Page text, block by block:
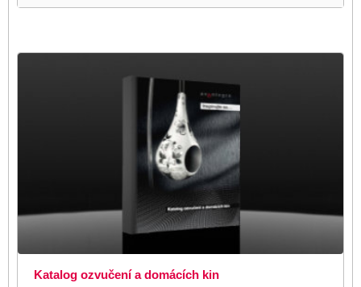
Katalog ozvučení a domácích kin